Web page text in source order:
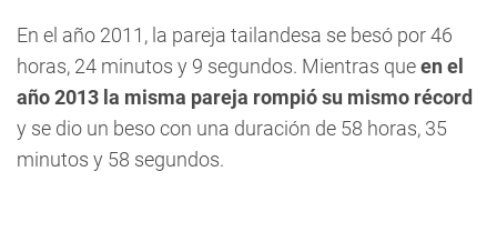
En el año 2011, la pareja tailandesa se besó por 46
horas, 24 minutos y 9 segundos. Mientras queen el
año 2013 la misma pareja rompió su mismo récord
y se dio un beso con una duración de 58 horas, 35
minutos y 58 segundos.